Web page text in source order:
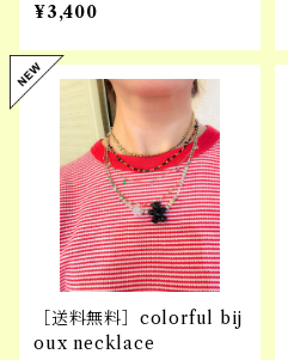
¥3,400
［送料無料］colorful bij
oux necklace